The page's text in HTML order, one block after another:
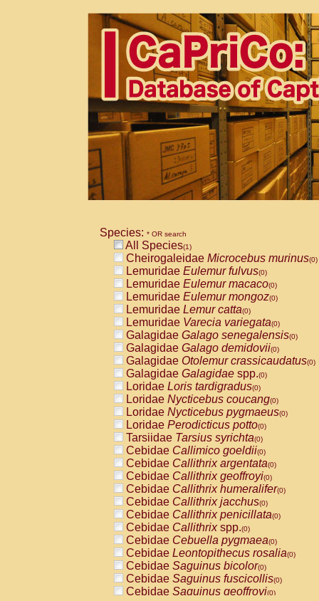
Species: * OR search
All Species(1)
Cheirogaleidae Microcebus murinus(0)
Lemuridae Eulemur fulvus(0)
Lemuridae Eulemur macaco(0)
Lemuridae Eulemur mongoz(0)
Lemuridae Lemur catta(0)
Lemuridae Varecia variegata(0)
Galagidae Galago senegalensis(0)
Galagidae Galago demidovii(0)
Galagidae Otolemur crassicaudatus(0)
Galagidae Galagidae spp.(0)
Loridae Loris tardigradus(0)
Loridae Nycticebus coucang(0)
Loridae Nycticebus pygmaeus(0)
Loridae Perodicticus potto(0)
Tarsiidae Tarsius syrichta(0)
Cebidae Callimico goeldii(0)
Cebidae Callithrix argentata(0)
Cebidae Callithrix geoffroyi(0)
Cebidae Callithrix humeralifer(0)
Cebidae Callithrix jacchus(0)
Cebidae Callithrix penicillata(0)
Cebidae Callithrixspp.(0)
Cebidae Cebuella pygmaea(0)
Cebidae Leontopithecus rosalia(0)
Cebidae Saguinus bicolor(0)
Cebidae Saguinus fuscicollis(0)
Cebidae Saguinus geoffroyi(0)